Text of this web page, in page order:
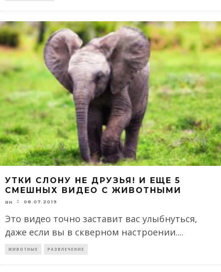
УТКИ СЛОНУ НЕ ДРУЗЬЯ! И ЕЩЕ 5
СМЕШНЫХ ВИДЕО С ЖИВОТНЫМИ
ЯН 08.07.2019
Это видео точно заставит вас улыбнуться,
даже если вы в скверном настроении....
ЖИВОТНЫЕ РАЗВЛЕЧЕНИЕ